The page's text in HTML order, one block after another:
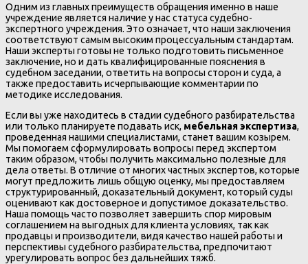
Одним из главных преимуществ обращения именно в наше
учреждение является наличие у нас статуса судебно-
экспертного учреждения. Это означает, что наши заключения
соответствуют самым высоким процессуальным стандартам.
Наши эксперты готовы не только подготовить письменное
заключение, но и дать квалифицированные пояснения в
судебном заседании, ответить на вопросы сторон и суда, а
также предоставить исчерпывающие комментарии по
методике исследования.
Если вы уже находитесь в стадии судебного разбирательства
или только планируете подавать иск, мебельная экспертиза,
проведенная нашими специалистами, станет вашим козырем.
Мы помогаем сформулировать вопросы перед экспертом
таким образом, чтобы получить максимально полезные для
дела ответы. В отличие от многих частных экспертов, которые
могут предложить лишь общую оценку, мы предоставляем
структурированный, доказательный документ, который суды
оценивают как достоверное и допустимое доказательство.
Наша помощь часто позволяет завершить спор мировым
соглашением на выгодных для клиента условиях, так как
продавцы и производители, видя качество нашей работы и
перспективы судебного разбирательства, предпочитают
урегулировать вопрос без дальнейших тяжб.